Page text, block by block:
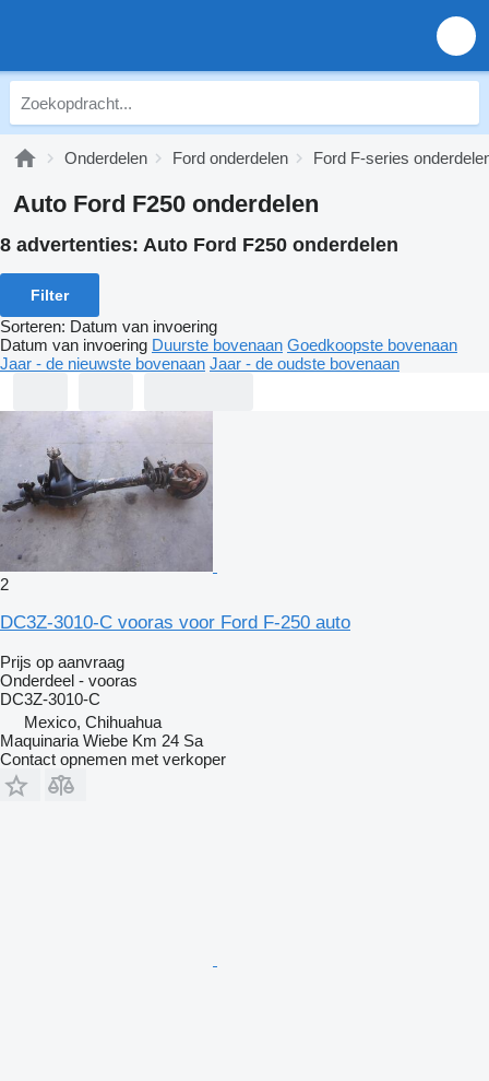
Onderdelen Ford onderdelen Ford F-series
Auto Ford F250 onderdelen
8 advertenties: Auto Ford F250 onderdelen
Filter
Sorteren: Datum van invoering
Datum van invoering Duurste bovenaan Goedkoopste bovenaan
Jaar - de nieuwste bovenaan Jaar - de oudste bovenaan
2
DC3Z-3010-C vooras voor Ford F-250 auto
Prijs op aanvraag
Onderdeel - vooras
DC3Z-3010-C
Mexico, Chihuahua
Maquinaria Wiebe Km 24 Sa
Contact opnemen met verkoper